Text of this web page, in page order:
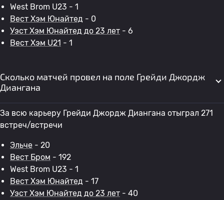
West Brom U23 - 1
Вест Хэм Юнайтед - 0
Уэст Хэм Юнайтед до 23 лет - 6
Вест Хэм U21 - 1
Сколько матчей провел на поле Грейди Джордж
Диангана
За всю карьеру Грейди Джордж Диангана отыграл 271
встреч/встречи
Эльче - 20
Вест Бром - 192
West Brom U23 - 1
Вест Хэм Юнайтед - 17
Уэст Хэм Юнайтед до 23 лет - 40